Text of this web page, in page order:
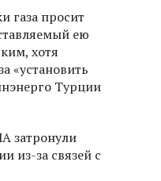
газа просит
ею
хотя
«установить
Турции
затронули
из-за связей с